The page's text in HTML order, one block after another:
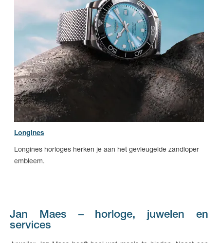
Longines
Longines horloges herken je aan het gevleugelde zandloper
embleem.
Jan Maes – horloge, juwelen en
services